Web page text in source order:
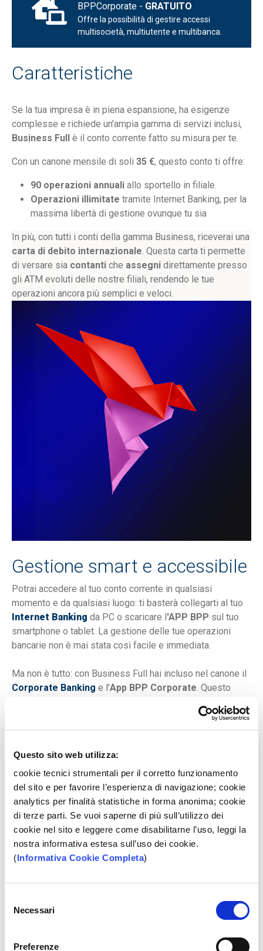
Questo sito web utilizza:
cookie tecnici strumentali per il corretto funzionamento
del sito e per favorire l’esperienza di navigazione; cookie
analytics per finalità statistiche in forma anonima; cookie
di terze parti. Se vuoi saperne di più sull’utilizzo dei
cookie nel sito e leggere come disabilitarne l’uso, leggi la
nostra informativa estesa sull’uso dei cookie.
(Informativa Cookie Completa)
delNecessari
Preferenze
BPPCorporate - GRATUITO
Offre la possibilità di gestire accessi
multisocietà, multiutente e multibanca.
Caratteristiche
Se la tua impresa è in piena espansione, ha esigenze
complesse e richiede un'ampia gamma di servizi inclusi,
Business Full è il conto corrente fatto su misura per te.
Con un canone mensile di soli 35 €, questo conto ti offre:
90 operazioni annuali allo sportello in filiale.
Operazioni illimitate tramite Internet Banking, per la
massima libertà di gestione ovunque tu sia
In più, con tutti i conti della gamma Business, riceverai una
carta di debito internazionale. Questa carta ti permette
di versare sia contanti che assegni direttamente presso
gli ATM evoluti delle nostre filiali, rendendo le tue
operazioni ancora più semplici e veloci.
Gestione smart e accessibile
Potrai accedere al tuo conto corrente in qualsiasi
momento e da qualsiasi luogo: ti basterà collegarti al tuo
Internet Banking da PC o scaricare l'APP BPP sul tuo
smartphone o tablet. La gestione delle tue operazioni
bancarie non è mai stata così facile e immediata.
Ma non è tutto: con Business Full hai incluso nel canone il
Corporate Banking e l'App BPP Corporate. Questo
società, più utenti e più banche, ti permette di gestire in
modo efficiente tutti i tuoi pagamenti e incassi, come
È la soluzione ideale per ottimizzare la gestione
finanziaria della tua attività in forte crescita.
Altre caratteristiche
Commissione applicata per